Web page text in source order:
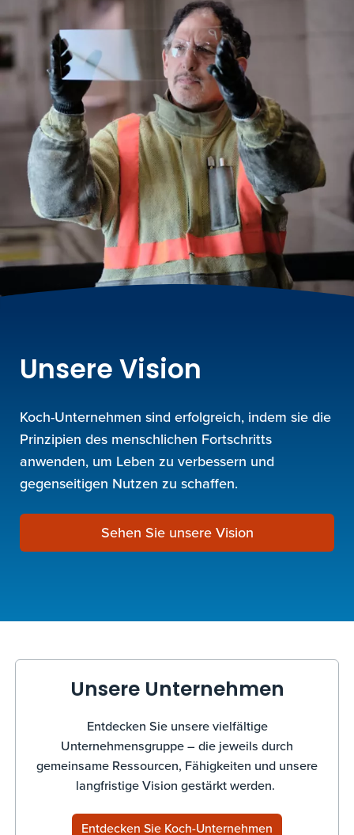
Unsere Vision
Koch-Unternehmen sind erfolgreich, indem sie die
Prinzipien des menschlichen Fortschritts
anwenden, um Leben zu verbessern und
gegenseitigen Nutzen zu schaffen.
Sehen Sie unsere Vision
Unsere Unternehmen
Entdecken Sie unsere vielfältige
Unternehmensgruppe – die jeweils durch
gemeinsame Ressourcen, Fähigkeiten und unsere
langfristige Vision gestärkt werden.
Entdecken Sie Koch-Unternehmen